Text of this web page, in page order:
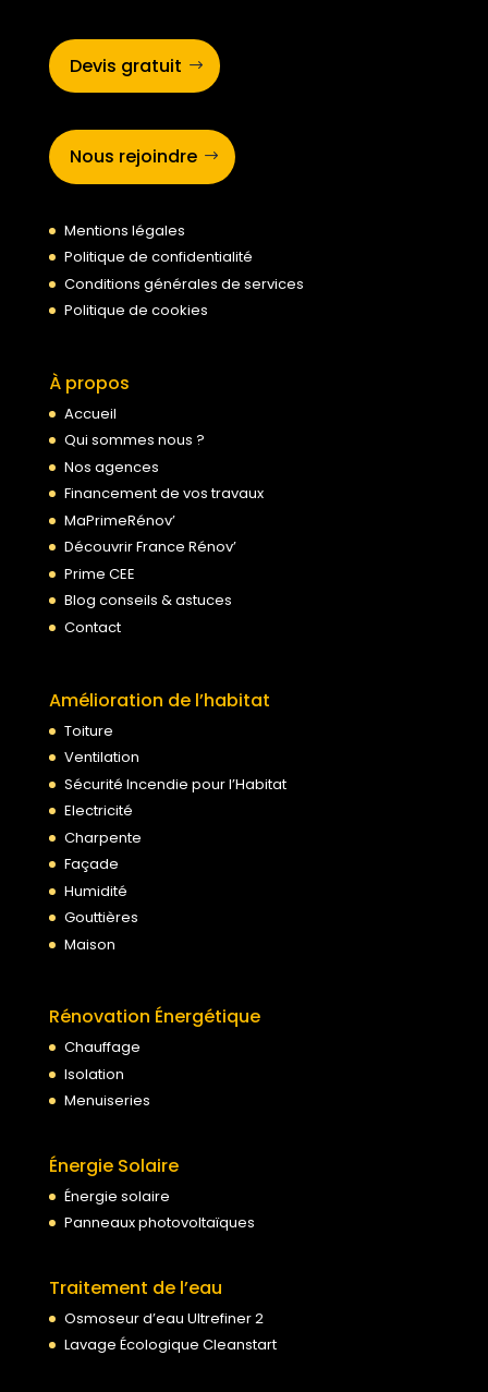
Devis gratuit
Nous rejoindre
Mentions légales
Politique de confidentialité
Conditions générales de services
Politique de cookies
À propos
Accueil
Qui sommes nous ?
Nos agences
Financement de vos travaux
MaPrimeRénov’
Découvrir France Rénov’
Prime CEE
Blog conseils & astuces
Contact
Amélioration de l’habitat
Toiture
Ventilation
Sécurité Incendie pour l’Habitat
Electricité
Charpente
Façade
Humidité
Gouttières
Maison
Rénovation Énergétique
Chauffage
Isolation
Menuiseries
Énergie Solaire
Énergie solaire
Panneaux photovoltaïques
Traitement de l’eau
Osmoseur d’eau Ultrefiner 2
Lavage Écologique Cleanstart